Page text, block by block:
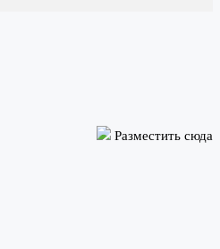
Разместить сюда